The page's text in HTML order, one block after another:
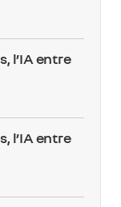
l’IA entre
l’IA entre